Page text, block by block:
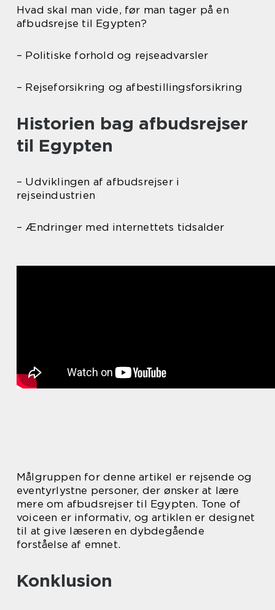
Hvad skal man vide, før man tager på en
afbudsrejse til Egypten?
– Politiske forhold og rejseadvarsler
– Rejseforsikring og afbestillingsforsikring
Historien bag afbudsrejser
til Egypten
– Udviklingen af afbudsrejser i
rejseindustrien
– Ændringer med internettets tidsalder
Målgruppen for denne artikel er rejsende og
eventyrlystne personer, der ønsker at lære
mere om afbudsrejser til Egypten. Tone of
voiceen er informativ, og artiklen er designet
til at give læseren en dybdegående
forståelse af emnet.
Konklusion